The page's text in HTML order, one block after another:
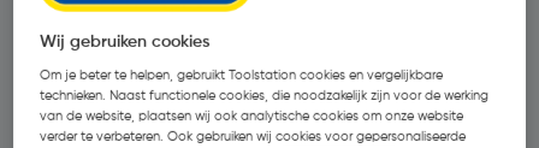
Wij gebruiken cookies
Om je beter te helpen, gebruikt Toolstation cookies en vergelijkbare
technieken. Naast functionele cookies, die noodzakelijk zijn voor de werking
van de website, plaatsen wij ook analytische cookies om onze website
verder te verbeteren. Ook gebruiken wij cookies voor gepersonaliseerde